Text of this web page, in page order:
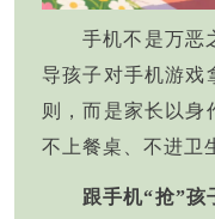
手机不是万恶
导孩子对手机游戏
则，而是家长以身
不上餐桌、不进卫
跟手机“抢”孩